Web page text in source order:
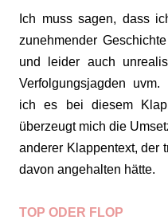
Ich muss sagen, dass
zunehmender
und leider auch
Verfolgungsjagden
ich es bei diesem
überzeugt mich die
anderer Klappentext, der
davon angehalten hätte.
TOP ODER FLOP